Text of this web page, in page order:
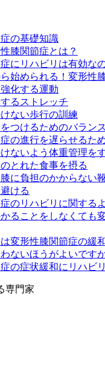
の基礎知識
膝関節症とは？
にリハビリは有効な
始められる！変形性
化する運動
るストレッチ
ない歩行の訓練
つけるためのバラン
の進行を遅らせるた
ないよう体重管理を
とれた食事を摂る
に負担のかからない
ける
のリハビリに関する
ることをしなくても
変形性膝関節症の緩
ないほうがよいです
の症状緩和にリハビ
専門家